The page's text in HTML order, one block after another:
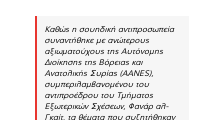
Καθώς η σουηδική αντιπροσωπεία
συναντήθηκε με ανώτερους
αξιωματούχους της Αυτόνομης
Διοίκησης της Βόρειας και
Ανατολικής Συρίας (AANES),
συμπεριλαμβανομένου του
αντιπροέδρου του Τμήματος
Εξωτερικών Σχέσεων, Φανάρ αλ-
Γκαίτ, τα θέματα που συζητήθηκαν